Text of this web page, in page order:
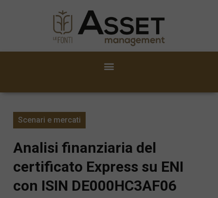
Scenari e mercati
Analisi finanziaria del
certificato Express su ENI
con ISIN DE000HC3AF06